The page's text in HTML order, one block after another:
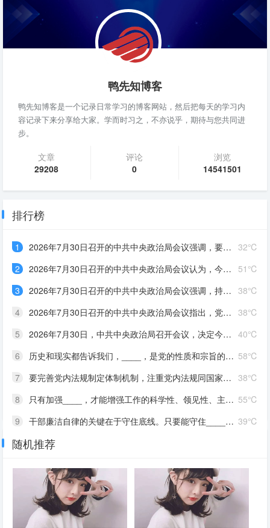
鸭先知博客
鸭先知博客是一个记录日常学习的博客网站，然后把每天的学习内
容记录下来分享给大家。学而时习之，不亦说乎，期待与您共同进
步。
文章
29208
评论
0
浏览
14541501
排行榜
32℃
1
2026年7月30日召开的中共中央政治局会议强调，要有效扩大____，适应不同群体消费需求扩大优质供给，挖掘____潜力。扎实推进____规划建设。加快现代化产业体系建设，加强对基础研究的长期稳定支持，深入实施“人工智能+”行动，发展____，完善人工智能治理体系。积极推动前沿技术突破和未来产业发展，着力打造____，持续推动传统产业改造升级
51℃
2
2026年7月30日召开的中共中央政治局会议认为，今年以来，以习近平同志为核心的党中央团结带领全党全国各族人民锐意进取、奋勇拼搏，坚持统筹国内国际两个大局，统筹发展和安全，有效应对各种外部冲击和内部困难，我国经济呈现____、____的发展态势。同时，要高度重视经济运行中的困难挑战，坚定信心，迎难而上，用好各种机遇和优势，推动高质量发展行稳致远
38℃
3
2026年7月30日召开的中共中央政治局会议强调，持之以恒推进全面从严治党要坚持马克思列宁主义、毛泽东思想、邓小平理论、“三个代表”重要思想、科学发展观，全面贯彻____，深入学习贯彻____，落实____，以____为根本，坚持和加强党中央集中统一领导，着眼于提高党的长期执政能力、保持党的先进性和纯洁性、保持党同人民群众的血肉联系，坚持严的基调不动摇，健全全面从严治党体系，以党的政治建设为统领，全面推进党的各方面建设，充分激发全党积极性主动性创造性，不断实现党的自我净化、自我完善、自我革新、自我提高，确保党始终成为走在时代前列、人民衷心拥护、经得起各种风浪考验、朝气蓬勃的马克思主义执政党，始终成为中国特色社会主义事业的坚强领导核心。 ①习近平新时代中国特色社会主义思想②习近平党建思想③新时代党的建设总要求④党章。
38℃
4
2026年7月30日召开的中共中央政治局会议指出，党的十八大以来，全面从严治党取得伟大成就，开辟了百年大党____新境界，推动党和国家事业取得历史性成就、发生历史性变革，党和人民赢得强党强国的历史主动。同时，随着世情国情党情发生深刻变化，全面从严治党也面临许多新情况新问题。全党必须从巩固____、实现____的战略高度，深刻认识持之以恒推进全面从严治党的重大意义，坚定信心，保持定力，以____把新时代全面从严治党宝贵经验坚持好、运用好，把党的建设面临的突出问题整治好、解决好，把管党治党形成的良好政治局面巩固好、发展好
40℃
5
2026年7月30日，中共中央政治局召开会议，决定今年10月在北京召开中国共产党第二十届中央委员会____全体会议，主要议程是，中共中央政治局向中央委员会报告工作，研究____若干重大问题。会议分析研究当前经济形势，部署____经济工作。中共中央总书记习近平主持会议
58℃
6
历史和现实都告诉我们，____，是党的性质和宗旨的体现，是中国共产党区别于其他政党的显著标志，也是党发展壮大的重要原因；能否保持党同人民群众的血肉联系，决定着党的事业的成败
38℃
7
要完善党内法规制定体制机制，注重党内法规同国家法律的衔接和协调，构建以____为根本、若干配套党内法规为支撑的党内法规制度体系，提高党内法规____。党章等党规对党员的要求____，党员不仅要严格遵守法律法规，而且要严格遵守党章等党规，对自己提出更高要求
55℃
8
只有加强____，才能增强工作的科学性、领见性、主动性，才能使领导和决策体现时代性、把握规律性、富于创造性，避免陷入少知而迷、不知而盲、无知而乱的困境，才能克服本领不足、本领恐慌、本领落后的问题
39℃
9
干部廉洁自律的关键在于守住底线。只要能守住____的底线，就能守住党和人民交给自己的政治责任，守住自己的政治生命线，守住正确的人生价值观。所有领导干部都必须把____当作政治必修课来认真对待，决不能把权力变成牟取个人或少数人私利的工具，永葆共产党人政治本色
10 严明党的纪律，首要的就是严明政治纪律。党的纪律是多方面的，但____是最重要、最根本、最关键的纪律，遵守党的政治纪律是遵守党的全部纪律的重要基础。政治纪律是各级党组织和全体党员在____、____、____、____、____方面必须遵守的规矩，是维护党的团结统一的根本保证
随机推荐